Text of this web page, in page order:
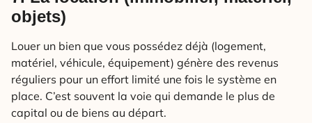
objets)
Louer un bien que vous possédez déjà (logement,
matériel, véhicule, équipement) génère des revenus
réguliers pour un effort limité une fois le système en
place. C’est souvent la voie qui demande le plus de
capital ou de biens au départ.